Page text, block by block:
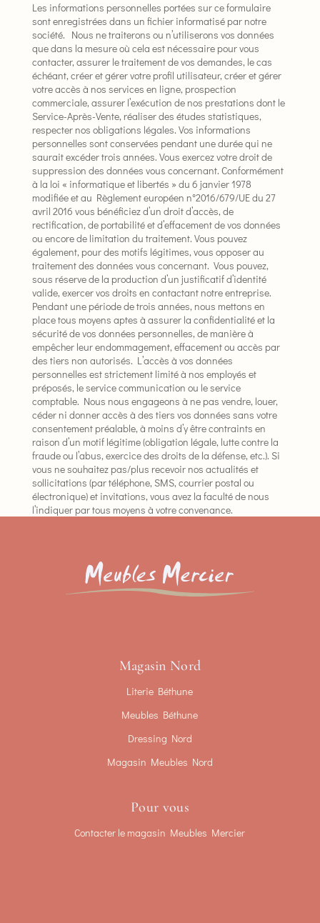
Les informations personnelles portées sur ce formulaire
sont enregistrées dans un fichier informatisé par notre
société. Nous ne traiterons ou n’utiliserons vos données
que dans la mesure où cela est nécessaire pour vous
contacter, assurer le traitement de vos demandes, le cas
échéant, créer et gérer votre profil utilisateur, créer et gérer
votre accès à nos services en ligne, prospection
commerciale, assurer l’exécution de nos prestations dont le
Service-Après-Vente, réaliser des études statistiques,
respecter nos obligations légales. Vos informations
personnelles sont conservées pendant une durée qui ne
saurait excéder trois années. Vous exercez votre droit de
suppression des données vous concernant. Conformément
à la loi « informatique et libertés » du 6 janvier 1978
modifiée et au Règlement européen n°2016/679/UE du 27
avril 2016 vous bénéficiez d’un droit d’accès, de
rectification, de portabilité et d’effacement de vos données
ou encore de limitation du traitement. Vous pouvez
également, pour des motifs légitimes, vous opposer au
traitement des données vous concernant. Vous pouvez,
sous réserve de la production d’un justificatif d’identité
valide, exercer vos droits en contactant notre entreprise.
Pendant une période de trois années, nous mettons en
place tous moyens aptes à assurer la confidentialité et la
sécurité de vos données personnelles, de manière à
empêcher leur endommagement, effacement ou accès par
des tiers non autorisés. L’accès à vos données
personnelles est strictement limité à nos employés et
préposés, le service communication ou le service
comptable. Nous nous engageons à ne pas vendre, louer,
céder ni donner accès à des tiers vos données sans votre
consentement préalable, à moins d’y être contraints en
raison d’un motif légitime (obligation légale, lutte contre la
fraude ou l’abus, exercice des droits de la défense, etc.). Si
vous ne souhaitez pas/plus recevoir nos actualités et
sollicitations (par téléphone, SMS, courrier postal ou
électronique) et invitations, vous avez la faculté de nous
l’indiquer par tous moyens à votre convenance.
Magasin Nord
Literie Béthune
Meubles Béthune
Dressing Nord
Magasin Meubles Nord
Pour vous
Contacter le magasin Meubles Mercier